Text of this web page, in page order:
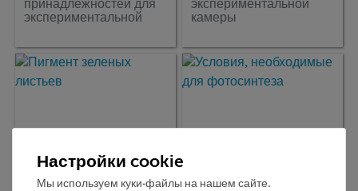
принадлежностей для
экспериментальной
экспериментальной
камеры
Настройки cookie
Мы используем куки-файлы на нашем сайте.